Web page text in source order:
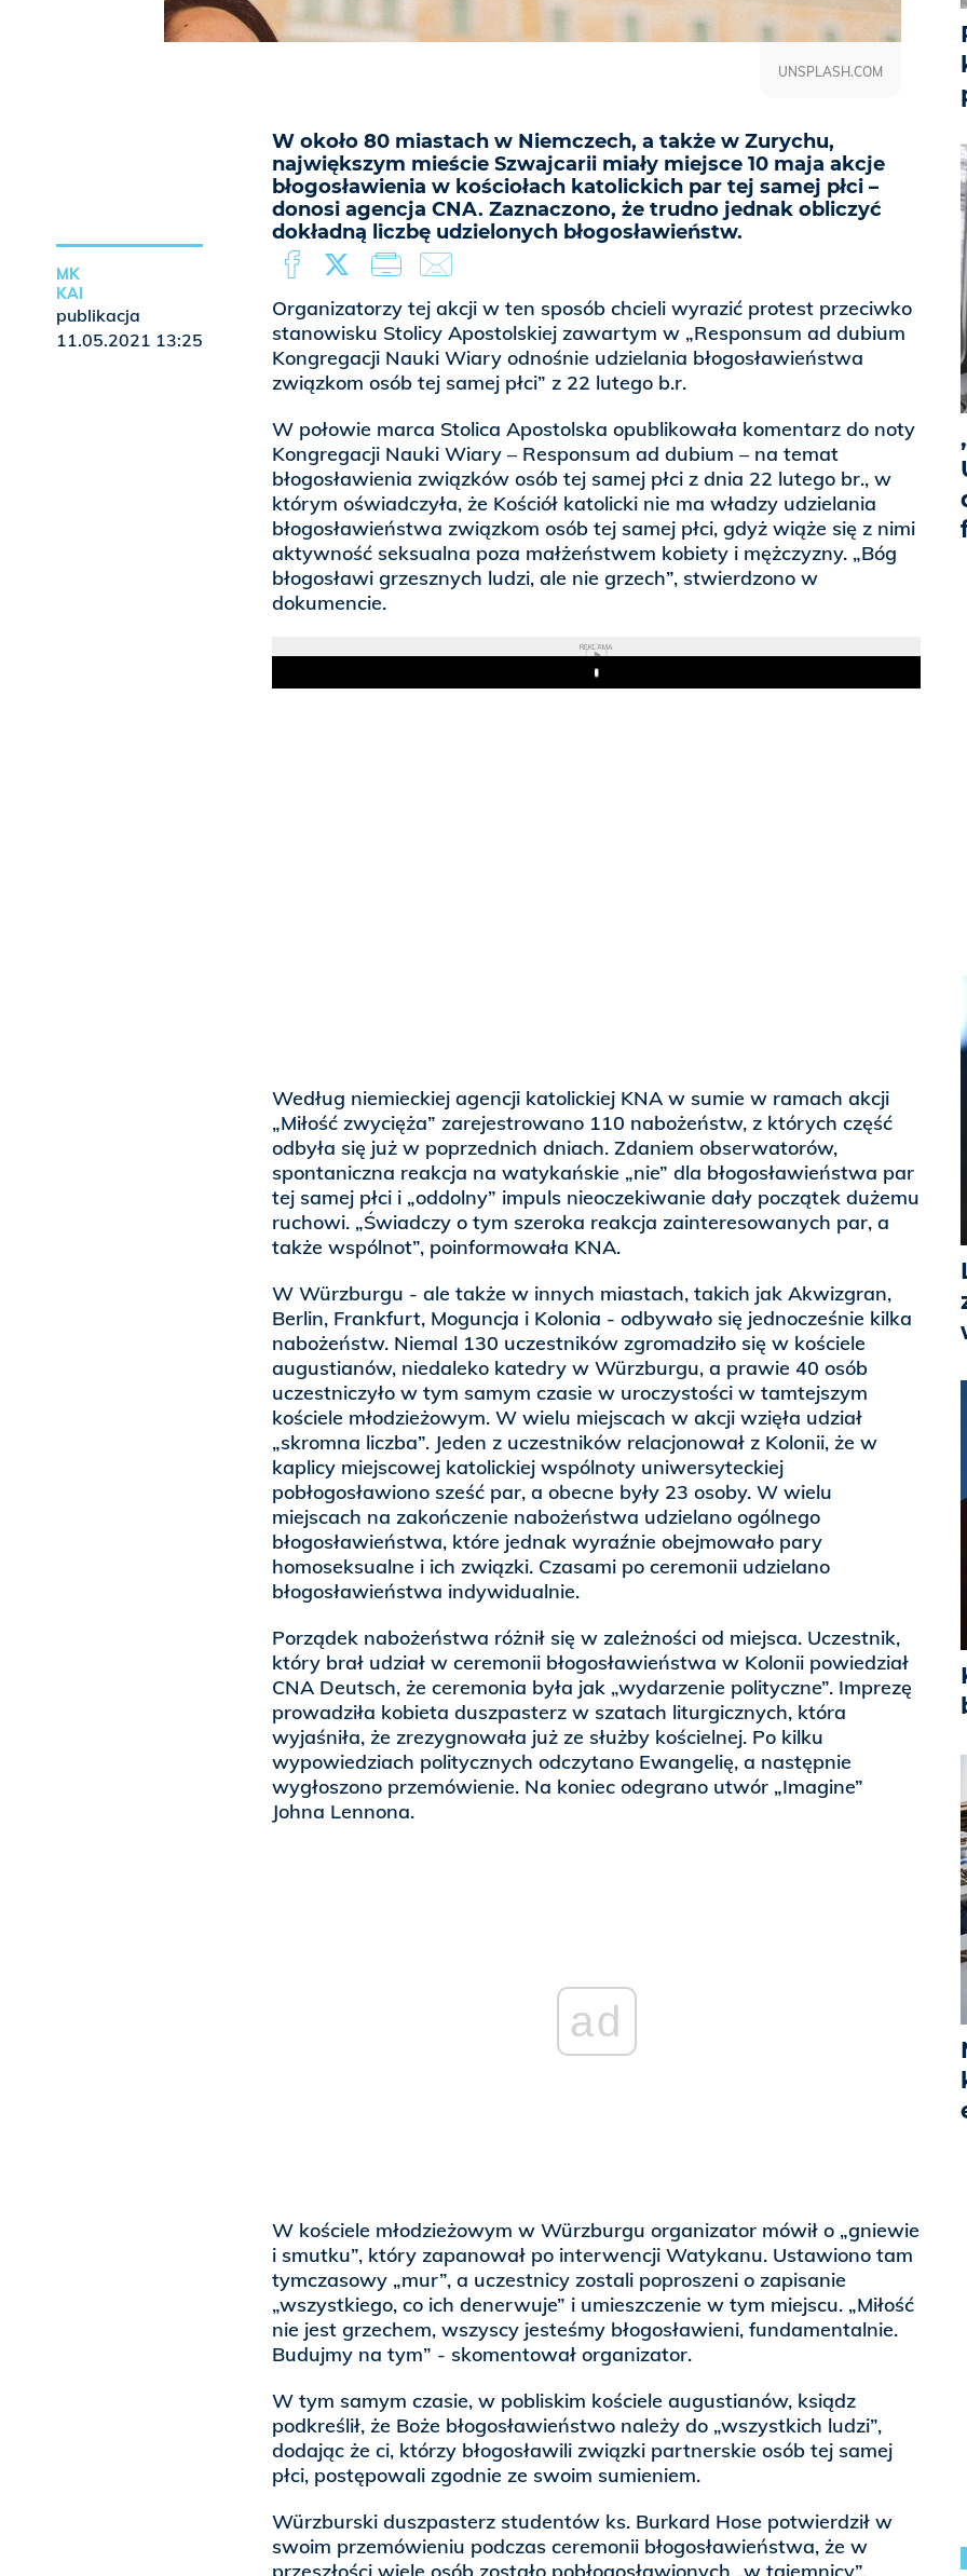
W około 80 miastach w Niemczech, a także w Zurychu,
największym mieście Szwajcarii miały miejsce 10 maja akcje
błogosławienia w kościołach katolickich par tej samej płci –
donosi agencja CNA. Zaznaczono, że trudno jednak obliczyć
dokładną liczbę udzielonych błogosławieństw.
UNSPLASH.COM
Organizatorzy tej akcji w ten sposób chcieli wyrazić protest przeciwko
stanowisku Stolicy Apostolskiej zawartym w „Responsum ad dubium
Kongregacji Nauki Wiary odnośnie udzielania błogosławieństwa
związkom osób tej samej płci” z 22 lutego b.r.
W połowie marca Stolica Apostolska opublikowała komentarz do noty
Kongregacji Nauki Wiary – Responsum ad dubium – na temat
błogosławienia związków osób tej samej płci z dnia 22 lutego br., w
którym oświadczyła, że Kościół katolicki nie ma władzy udzielania
błogosławieństwa związkom osób tej samej płci, gdyż wiąże się z nimi
aktywność seksualna poza małżeństwem kobiety i mężczyzny. „Bóg
błogosławi grzesznych ludzi, ale nie grzech”, stwierdzono w
dokumencie.
REKLAMA
Play
Według niemieckiej agencji katolickiej KNA w sumie w ramach akcji
„Miłość zwycięża” zarejestrowano 110 nabożeństw, z których część
odbyła się już w poprzednich dniach. Zdaniem obserwatorów,
spontaniczna reakcja na watykańskie „nie” dla błogosławieństwa par
tej samej płci i „oddolny” impuls nieoczekiwanie dały początek dużemu
ruchowi. „Świadczy o tym szeroka reakcja zainteresowanych par, a
także wspólnot”, poinformowała KNA.
W Würzburgu - ale także w innych miastach, takich jak Akwizgran,
Berlin, Frankfurt, Moguncja i Kolonia - odbywało się jednocześnie kilka
nabożeństw. Niemal 130 uczestników zgromadziło się w kościele
augustianów, niedaleko katedry w Würzburgu, a prawie 40 osób
uczestniczyło w tym samym czasie w uroczystości w tamtejszym
kościele młodzieżowym. W wielu miejscach w akcji wzięła udział
„skromna liczba”. Jeden z uczestników relacjonował z Kolonii, że w
kaplicy miejscowej katolickiej wspólnoty uniwersyteckiej
pobłogosławiono sześć par, a obecne były 23 osoby. W wielu
miejscach na zakończenie nabożeństwa udzielano ogólnego
błogosławieństwa, które jednak wyraźnie obejmowało pary
homoseksualne i ich związki. Czasami po ceremonii udzielano
błogosławieństwa indywidualnie.
Porządek nabożeństwa różnił się w zależności od miejsca. Uczestnik,
który brał udział w ceremonii błogosławieństwa w Kolonii powiedział
CNA Deutsch, że ceremonia była jak „wydarzenie polityczne”. Imprezę
prowadziła kobieta duszpasterz w szatach liturgicznych, która
wyjaśniła, że zrezygnowała już ze służby kościelnej. Po kilku
wypowiedziach politycznych odczytano Ewangelię, a następnie
wygłoszono przemówienie. Na koniec odegrano utwór „Imagine”
Johna Lennona.
ad
W kościele młodzieżowym w Würzburgu organizator mówił o „gniewie
i smutku”, który zapanował po interwencji Watykanu. Ustawiono tam
tymczasowy „mur”, a uczestnicy zostali poproszeni o zapisanie
„wszystkiego, co ich denerwuje” i umieszczenie w tym miejscu. „Miłość
nie jest grzechem, wszyscy jesteśmy błogosławieni, fundamentalnie.
Budujmy na tym” - skomentował organizator.
W tym samym czasie, w pobliskim kościele augustianów, ksiądz
podkreślił, że Boże błogosławieństwo należy do „wszystkich ludzi”,
dodając że ci, którzy błogosławili związki partnerskie osób tej samej
płci, postępowali zgodnie ze swoim sumieniem.
Würzburski duszpasterz studentów ks. Burkard Hose potwierdził w
swoim przemówieniu podczas ceremonii błogosławieństwa, że w
MK
KAI
publikacja
11.05.2021 13:25